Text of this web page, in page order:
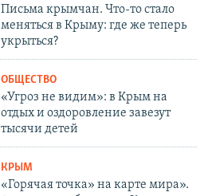
Письма крымчан. Что-то стало
меняться в Крыму: где же теперь
укрыться?
ОБЩЕСТВО
«Угроз не видим»: в Крым на
отдых и оздоровление завезут
тысячи детей
КРЫМ
«Горячая точка» на карте мира».